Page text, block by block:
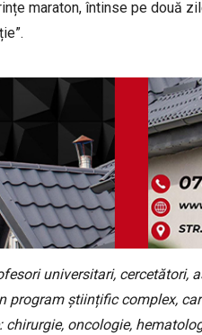
maraton, întinse pe două
universitari, cercetători,
program științific complex,
oncologie,